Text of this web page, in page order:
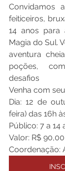
Convidamos
feiticeiros,
14 anos para
Magia do Sul.
aventura
poções,
Venha com
Dia: 12 de
feira) das 16h
Público: 7 a 14
Valor: R$
Coordenação: